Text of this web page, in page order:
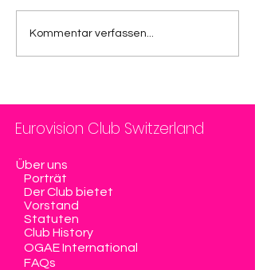
Kommentar verfassen...
Eurovision Club Switzerland
Über uns
Porträt
Der Club bietet
Vorstand
Statuten
Club History
OGAE International
FAQs